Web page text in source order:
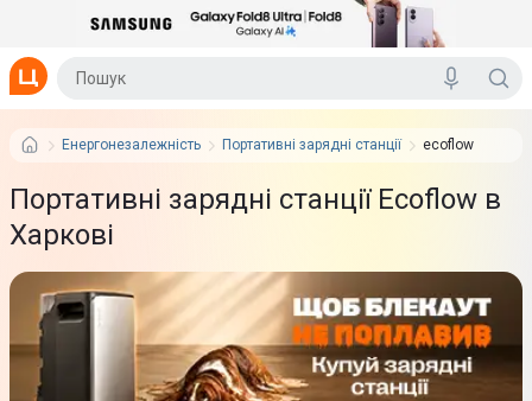
Енергонезалежність Портативні зарядні станції ecoflow
Портативні зарядні станції Ecoflow в
Харкові